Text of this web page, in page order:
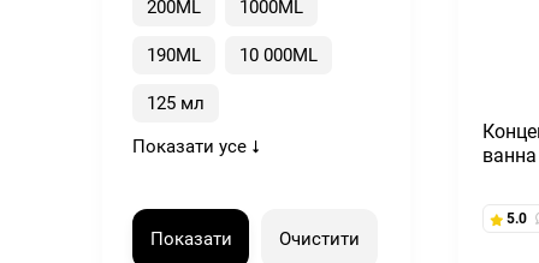
5.0
200ML 1000ML
190ML 10 000ML
125 мл
Показати усе
Показати Очистити